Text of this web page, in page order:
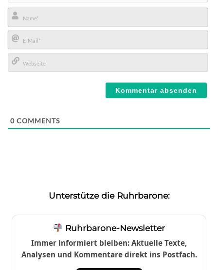
Name*
E-
Mail*
0 COMMENTS
Unterstütze die Ruhrbarone:
Ruhrbarone-Newsletter
Immer informiert bleiben: Aktuelle Texte,
Analysen und Kommentare direkt ins Postfach.